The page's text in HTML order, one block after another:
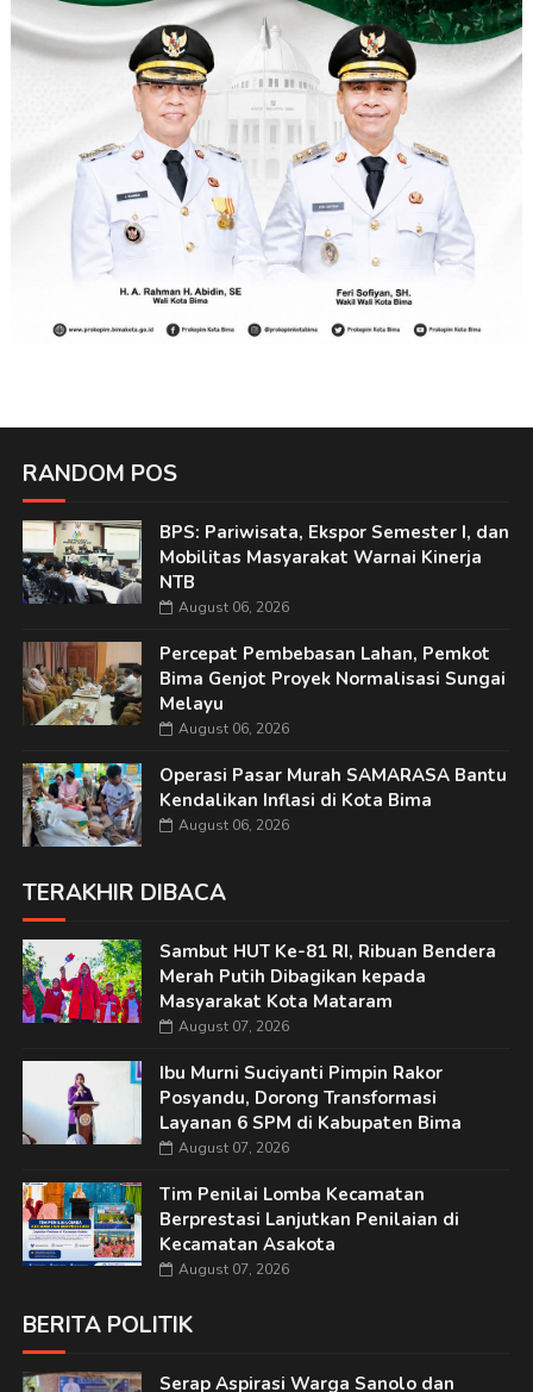
RANDOM POS
BPS: Pariwisata, Ekspor Semester I, dan
Mobilitas Masyarakat Warnai Kinerja
NTB
August 06, 2026
Percepat Pembebasan Lahan, Pemkot
Bima Genjot Proyek Normalisasi Sungai
Melayu
August 06, 2026
Operasi Pasar Murah SAMARASA Bantu
Kendalikan Inflasi di Kota Bima
August 06, 2026
TERAKHIR DIBACA
Sambut HUT Ke-81 RI, Ribuan Bendera
Merah Putih Dibagikan kepada
Masyarakat Kota Mataram
August 07, 2026
Ibu Murni Suciyanti Pimpin Rakor
Posyandu, Dorong Transformasi
Layanan 6 SPM di Kabupaten Bima
August 07, 2026
Tim Penilai Lomba Kecamatan
Berprestasi Lanjutkan Penilaian di
Kecamatan Asakota
August 07, 2026
BERITA POLITIK
Serap Aspirasi Warga Sanolo dan